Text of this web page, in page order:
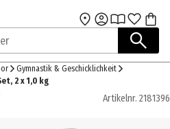
Zum Hauptinhalt
Gymnastik & Geschicklichkeit
2 x 1,0 kg
Artikelnr. 2181396